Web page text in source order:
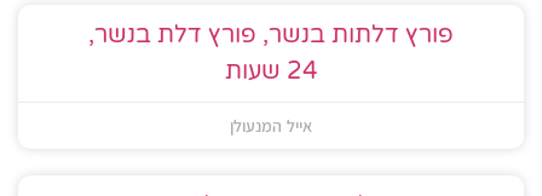
פורץ דלתות בנשר, פורץ דלת בנשר,
24 שעות
אייל המנעולן